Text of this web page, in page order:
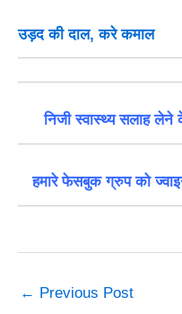
उड़द की दाल, करे कमाल
निजी स्वास्थ्य सलाह लेने
हमारे फेसबुक ग्रुप को
← Previous Post